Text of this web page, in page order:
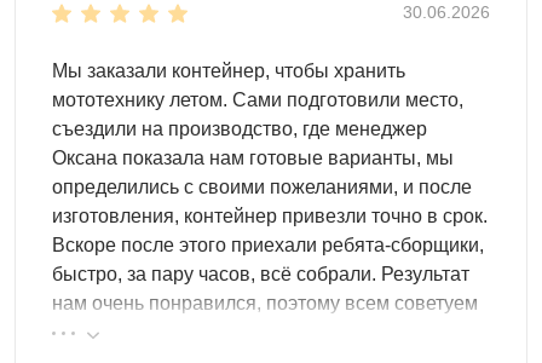
влагостойкость и герметичность. Контейнер не
пропускает воду при осадках внутрь, при этом
выдерживая нагрузку на крышу в 250 кг на 1 метр.
Еще одним плюсом конструкции является его легкость и
простота в обслуживании. Необходимо раз в год
смазывать петли дверей и врезной замок. А также
наводить внутри помещения уборку, чтобы никакая
грязь и слякоть не помешала вам использовать
контейнер SKOGGY!!!
30.06.2026
Мы заказали контейнер, чтобы хранить
мототехнику летом. Сами подготовили место,
съездили на производство, где менеджер
Оксана показала нам готовые варианты, мы
определились с своими пожеланиями, и после
изготовления, контейнер привезли точно в срок.
Вскоре после этого приехали ребята-сборщики,
быстро, за пару часов, всё собрали. Результат
нам очень понравился, поэтому всем советуем
эту фирму.